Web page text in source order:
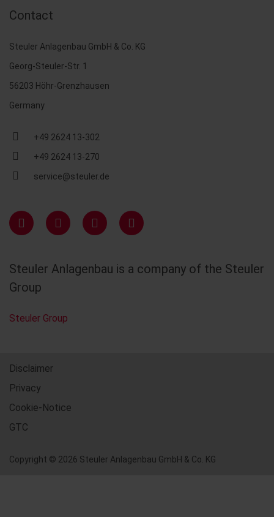
Contact
Steuler Anlagenbau GmbH & Co. KG
Georg-Steuler-Str. 1
56203 Höhr-Grenzhausen
Germany
+49 2624 13-302
+49 2624 13-270
service@steuler.de
Steuler Anlagenbau is a company of the Steuler
Group
Steuler Group
Disclaimer
Privacy
Cookie-Notice
GTC
Copyright © 2026 Steuler Anlagenbau GmbH & Co. KG